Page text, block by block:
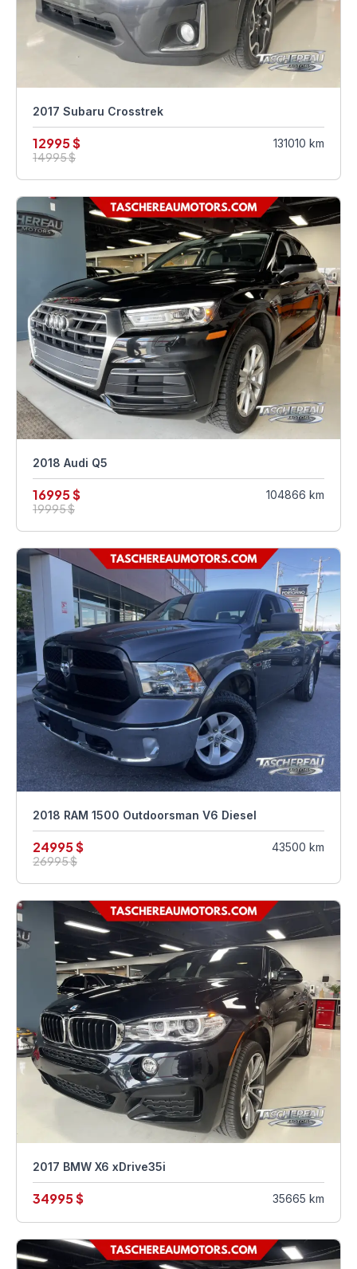
2017 Subaru Crosstrek
12995 $
14995 $
131010 km
2018 Audi Q5
16995 $
19995 $
104866 km
2018 RAM 1500 Outdoorsman V6 Diesel
24995 $
26995 $
43500 km
2017 BMW X6 xDrive35i
34995 $ 35665 km